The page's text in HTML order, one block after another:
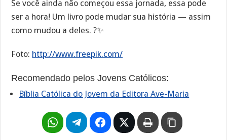
Se você ainda não começou essa jornada, essa pode
ser a hora! Um livro pode mudar sua história — assim
como mudou a deles. ?✨
Foto: http://www.freepik.com/
Recomendado pelos Jovens Católicos:
Bíblia Católica do Jovem da Editora Ave-Maria